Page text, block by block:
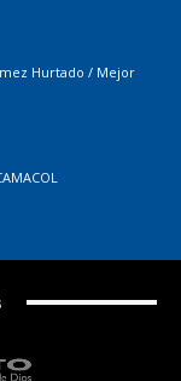
Hurtado / Mejor